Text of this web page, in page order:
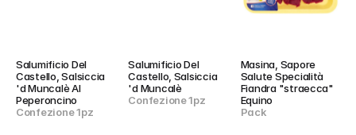
Salumificio Del
Castello, Salsiccia
'd Muncalè Al
Peperoncino
Confezione 1pz
Salumificio Del
Castello, Salsiccia
'd Muncalè
Confezione 1pz
Masina, Sapore
Salute Specialità
Fiandra "straecca"
Equino
Pack